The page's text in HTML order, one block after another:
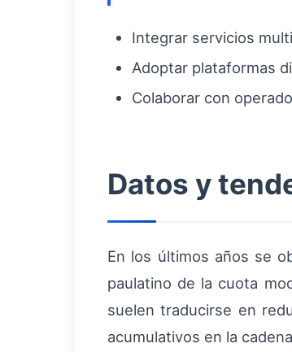
Integrar servicios
Adoptar plataformas
Colaborar con
Datos y
En los últimos años se
paulatino de la cuota
suelen traducirse en
acumulativos en la